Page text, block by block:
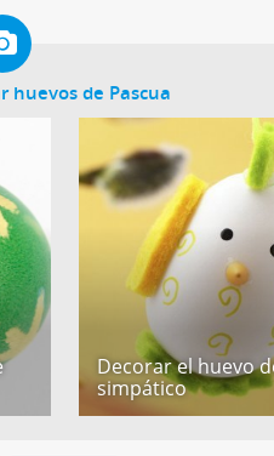
huevos de Pascua
Decorar el huevo
simpático